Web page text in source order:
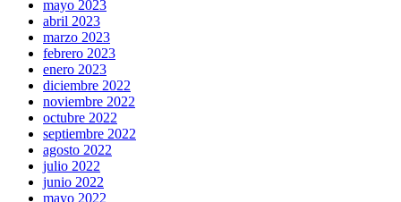
mayo 2023
abril 2023
marzo 2023
febrero 2023
enero 2023
diciembre 2022
noviembre 2022
octubre 2022
septiembre 2022
agosto 2022
julio 2022
junio 2022
mayo 2022